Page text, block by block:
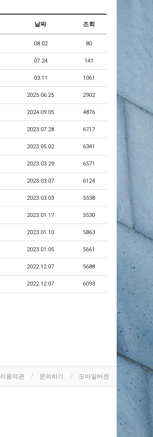
날짜 조회
08.02 80
07.24 141
03.11 1061
2025.06.25 2902
2024.09.05 4876
2023.07.28 6717
2023.05.02 6341
2023.03.29 6571
2023.03.07 6124
2023.03.03 5538
2023.01.17 5530
2023.01.10 5863
2023.01.05 5661
2022.12.07 5688
2022.12.07 6093
이용약관 문의하기 모바일버전